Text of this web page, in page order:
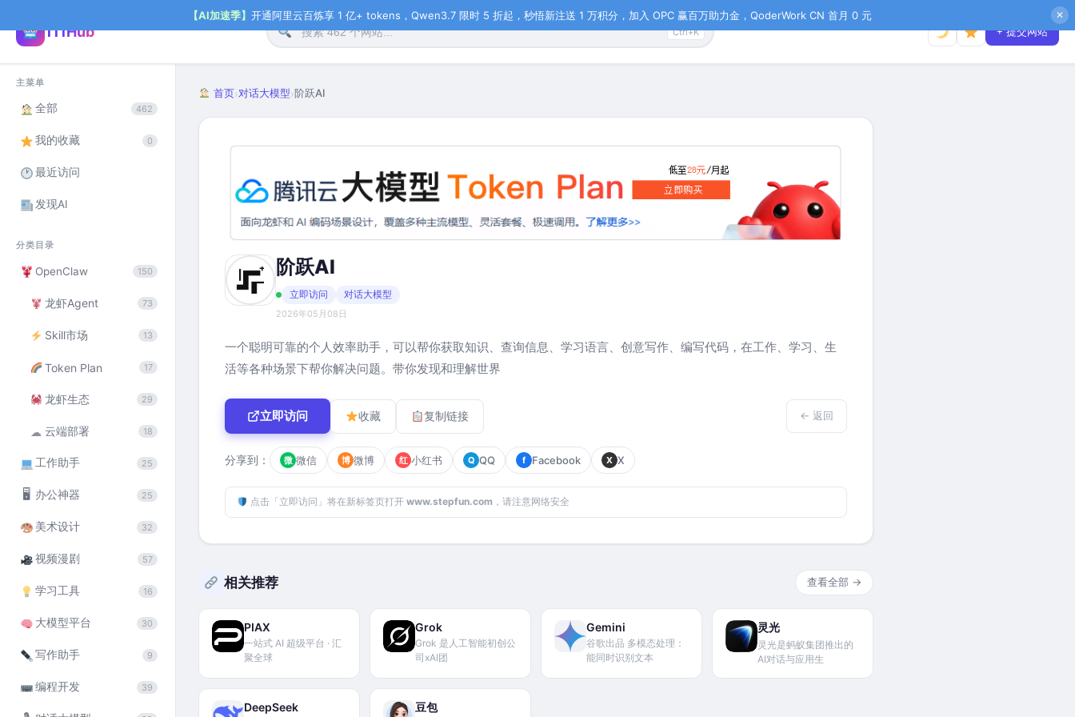
【AI加速季】 开通阿里云百炼享 1 亿+ tokens，Qwen3.7 限时 5 折起，秒悟新注送 1 万积分，加入 OPC 赢百万助力金，QoderWork CN 首月 0 元 ✕
111Hub Ctrl+K + 提交网站
主菜单
全部 462
我的收藏 0
最近访问
发现AI
分类目录
OpenClaw 150
龙虾Agent 73
Skill市场 13
Token Plan 17
龙虾生态 29
☁ 云端部署 18
工作助手 25
🖥 办公神器 25
美术设计 32
视频漫剧 57
学习工具 16
大模型平台 30
写作助手 9
编程开发 39
首页›对话大模型›阶跃AI
阶跃AI
立即访问 对话大模型
2026年05月08日
一个聪明可靠的个人效率助手，可以帮你获取知识、查询信息、学习语言、创意写作、编写代码，在工作、学习、生
活等各种场景下帮你解决问题。带你发现和理解世界
立即访问 收藏 复制链接 ← 返回
分享到： 微 微信 博 微博 红 小红书 Q QQ f Facebook X X
点击「立即访问」将在新标签页打开 www.stepfun.com ，请注意网络安全
相关推荐 查看全部 →
PIAX
一站式 AI 超级平台 · 汇
聚全球
Grok
Grok 是人工智能初创公
司xAI团
Gemini
谷歌出品 多模态处理：
能同时识别文本
灵光
灵光是蚂蚁集团推出的
AI对话与应用生
DeepSeek 豆包